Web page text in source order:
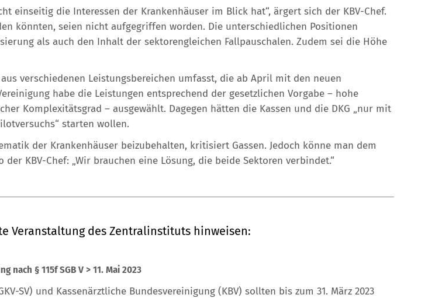
einseitig die Interessen der Krankenhäuser im Blick hat“, ärgert sich der KBV-Chef.
könnten, seien nicht aufgegriffen worden. Die unterschiedlichen Positionen
als auch den Inhalt der sektorengleichen Fallpauschalen. Zudem sei die Höhe
verschiedenen Leistungsbereichen umfasst, die ab April mit den neuen
habe die Leistungen entsprechend der gesetzlichen Vorgabe – hohe
Komplexitätsgrad – ausgewählt. Dagegen hätten die Kassen und die DKG „nur mit
starten wollen.
der Krankenhäuser beizubehalten, kritisiert Gassen. Jedoch könne man dem
KBV-Chef: „Wir brauchen eine Lösung, die beide Sektoren verbindet.“
Veranstaltung des Zentralinstituts hinweisen:
§ 115f SGB V > 11. Mai 2023
SV) und Kassenärztliche Bundesvereinigung (KBV) sollten bis zum 31. März 2023